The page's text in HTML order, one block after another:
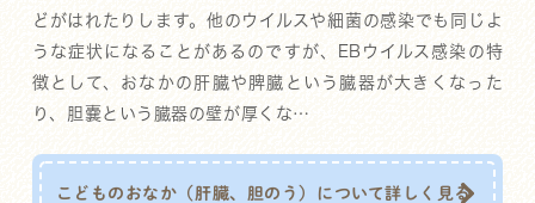
どがはれたりします。他のウイルスや細菌の感染でも同じよ
うな症状になることがあるのですが、EBウイルス感染の特
徴として、おなかの肝臓や脾臓という臓器が大きくなった
り、胆嚢という臓器の壁が厚くな…
こどものおなか（肝臓、胆のう）について詳しく見る